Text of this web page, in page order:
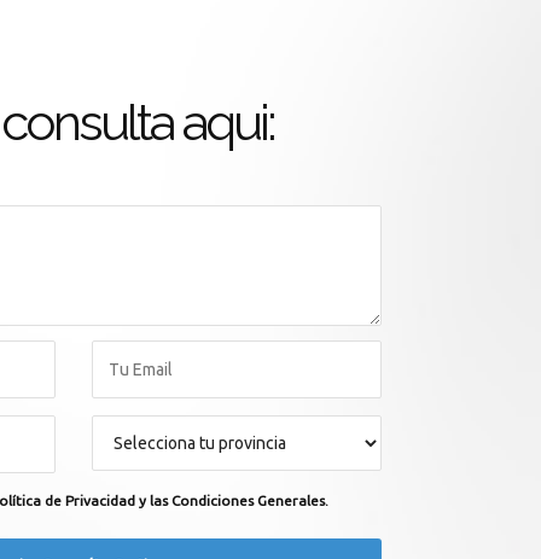
consulta aqui:
de Privacidad y las Condiciones Generales.